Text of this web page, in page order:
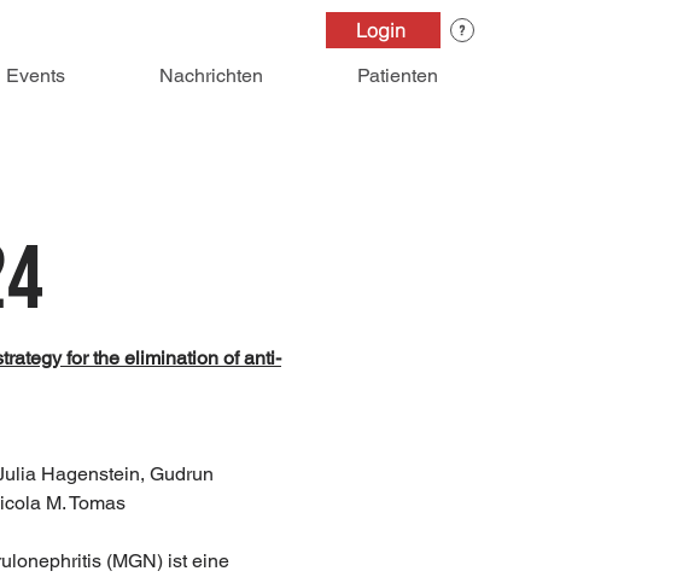
Login
Events Nachrichten Patienten
for the elimination of anti-
Hagenstein, Gudrun
M. Tomas
(MGN) ist eine